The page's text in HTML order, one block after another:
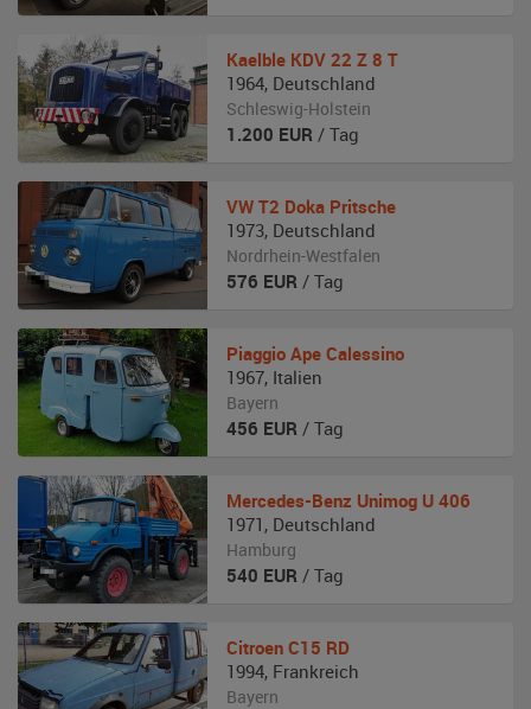
Kaelble KDV 22 Z 8 T
1964, Deutschland
Schleswig-Holstein
1.200 EUR / Tag
VW T2 Doka Pritsche
1973, Deutschland
Nordrhein-Westfalen
576 EUR / Tag
Piaggio Ape Calessino
1967, Italien
Bayern
456 EUR / Tag
Mercedes-Benz Unimog U 406
1971 , Deutschland
Hamburg
540 EUR / Tag
Citroen C15 RD
1994, Frankreich
Bayern